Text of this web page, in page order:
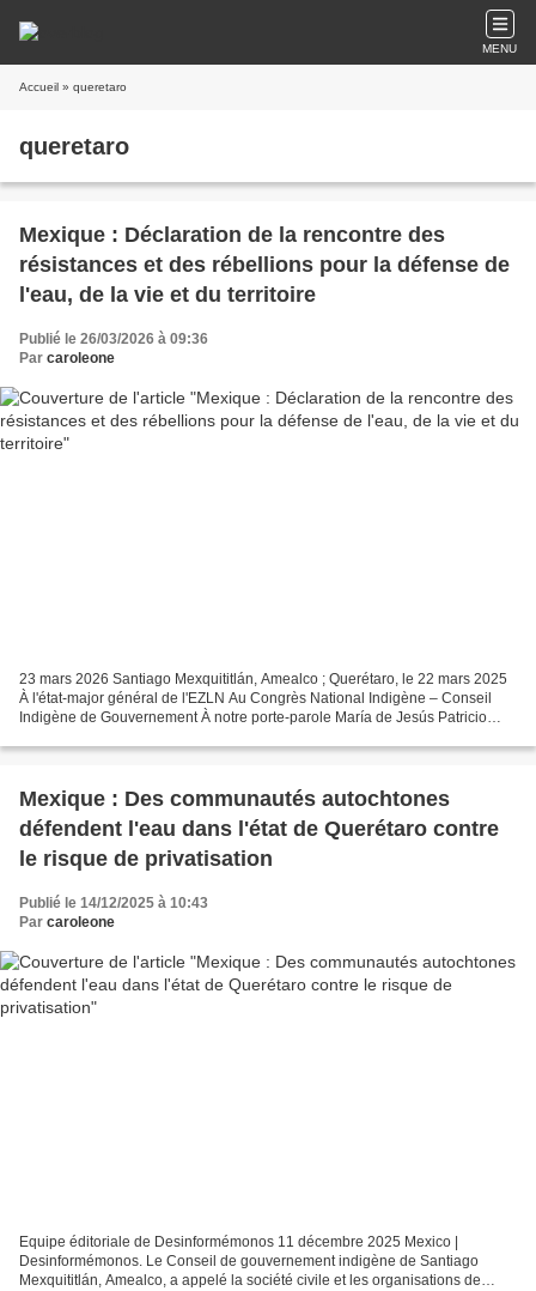
MENU
Accueil » queretaro
queretaro
Mexique : Déclaration de la rencontre des
résistances et des rébellions pour la défense de
l'eau, de la vie et du territoire
Publié le 26/03/2026 à 09:36
Par caroleone
23 mars 2026 Santiago Mexquititlán, Amealco ; Querétaro, le 22 mars 2025
À l'état-major général de l'EZLN Au Congrès National Indigène – Conseil
Indigène de Gouvernement À notre porte-parole María de Jesús Patricio
Mexique : Des communautés autochtones
défendent l'eau dans l'état de Querétaro contre
le risque de privatisation
Publié le 14/12/2025 à 10:43
Par caroleone
Equipe éditoriale de Desinformémonos 11 décembre 2025 Mexico |
Desinformémonos. Le Conseil de gouvernement indigène de Santiago
Mexquititlán, Amealco, a appelé la société civile et les organisations de